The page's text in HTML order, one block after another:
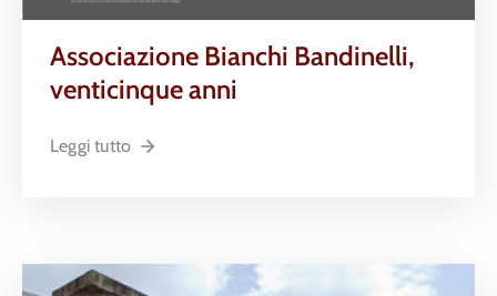
Associazione Bianchi Bandinelli,
venticinque anni
Leggi tutto